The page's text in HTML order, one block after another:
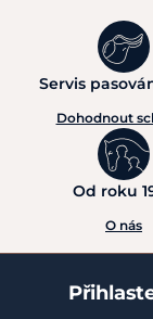
Servis
Dohodnout
Od roku
O nás